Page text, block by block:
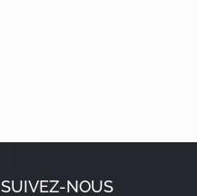
SUIVEZ-NOUS